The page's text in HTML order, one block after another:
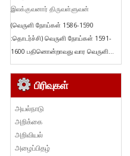
இலக்குவனார் திருவள்ளுவன்
(வெருளி நோய்கள் 1586-1590
:தொடர்ச்சி) வெருளி நோய்கள் 1591-
1600 பதினொன்றாவது வார வெருளி...
பிரிவுகள்
அயல்நாடு
அறிக்கை
அறிவியல்
அழைப்பிதழ்